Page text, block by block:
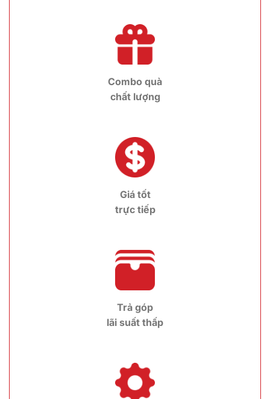
Combo quà
chất lượng
Giá tốt
trực tiếp
Trả góp
lãi suất thấp